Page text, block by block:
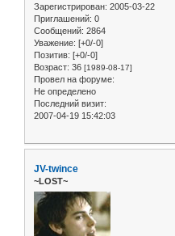
Зарегистрирован: 2005-03-22
Приглашений: 0
Сообщений: 2864
Уважение: [+0/-0]
Позитив: [+0/-0]
Возраст: 36 [1989-08-17]
Провел на форуме:
Не определено
Последний визит:
2007-04-19 15:42:03
JV-twince
~LOST~